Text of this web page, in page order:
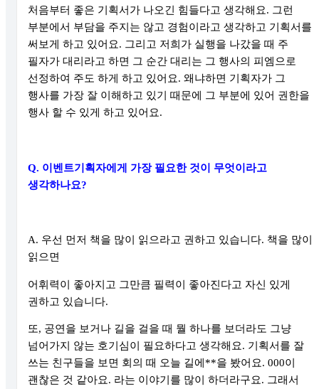
처음부터 좋은 기획서가 나오긴 힘들다고 생각해요. 그런
부분에서 부담을 주지는 않고 경험이라고 생각하고 기획서를
써보게 하고 있어요. 그리고 저희가 실행을 나갔을 때 주
필자가 대리라고 하면 그 순간 대리는 그 행사의 피엠으로
선정하여 주도 하게 하고 있어요. 왜냐하면 기획자가 그
행사를 가장 잘 이해하고 있기 때문에 그 부분에 있어 권한을
행사 할 수 있게 하고 있어요.
Q. 이벤트기획자에게 가장 필요한 것이 무엇이라고
생각하나요?
A. 우선 먼저 책을 많이 읽으라고 권하고 있습니다. 책을 많이
읽으면
어휘력이 좋아지고 그만큼 필력이 좋아진다고 자신 있게
권하고 있습니다.
또, 공연을 보거나 길을 걸을 때 뭘 하나를 보더라도 그냥
넘어가지 않는 호기심이 필요하다고 생각해요. 기획서를 잘
쓰는 친구들을 보면 회의 때 오늘 길에 **을 봤어요. 000이
괜찮은 것 같아요. 라는 이야기를 많이 하더라구요. 그래서